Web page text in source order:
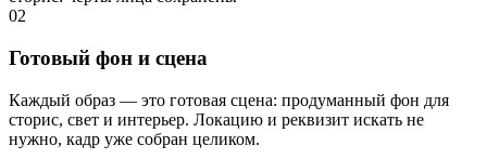
02
Готовый фон и сцена
Каждый образ — это готовая сцена: продуманный фон для
сторис, свет и интерьер. Локацию и реквизит искать не
нужно, кадр уже собран целиком.